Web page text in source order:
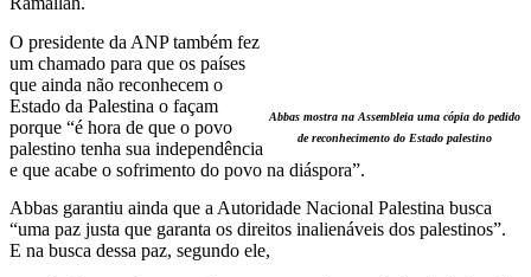
Abbas mostra na Assembleia uma cópia do pedido
de reconhecimento do Estado palestino
O presidente da ANP também fez
um chamado para que os países
que ainda não reconhecem o
Estado da Palestina o façam
porque “é hora de que o povo
palestino tenha sua independência
e que acabe o sofrimento do povo na diáspora”.
Abbas garantiu ainda que a Autoridade Nacional Palestina busca
“uma paz justa que garanta os direitos inalienáveis dos palestinos”.
E na busca dessa paz, segundo ele,